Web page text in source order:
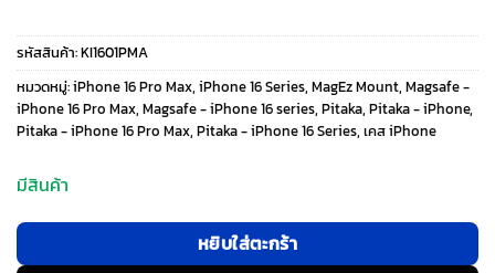
price
was:
2,590 ฿.
price
is:
2,070 ฿.
รหัสสินค้า:KI1601PMA
หมวดหมู่:iPhone 16 Pro Max, iPhone 16 Series, MagEz Mount, Magsafe -
iPhone 16 Pro Max, Magsafe - iPhone 16 series, Pitaka, Pitaka - iPhone,
Pitaka - iPhone 16 Pro Max, Pitaka - iPhone 16 Series, เคส iPhone
มีสินค้า
หยิบใส่ตะกร้า